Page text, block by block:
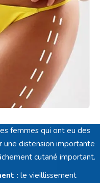
femmes qui ont eu des
une distension importante
cutané important.
: le vieillissement